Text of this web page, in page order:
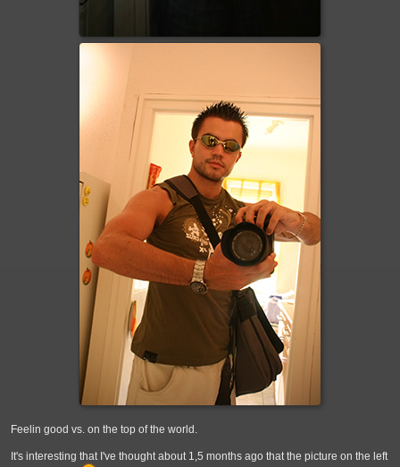
Feelin good vs. on the top of the world.
It's interesting that I've thought about 1,5 months ago that the picture on the left